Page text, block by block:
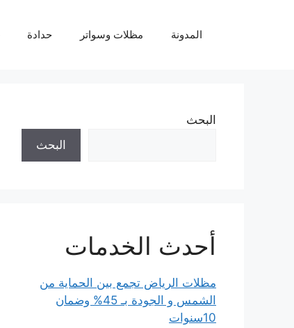
المدونة مظلات وسواتر حدادة
البحث
البحث
أحدث الخدمات
مظلات الرياض تجمع بين الحماية من
الشمس و الجودة بـ 45% وضمان
10سنوات